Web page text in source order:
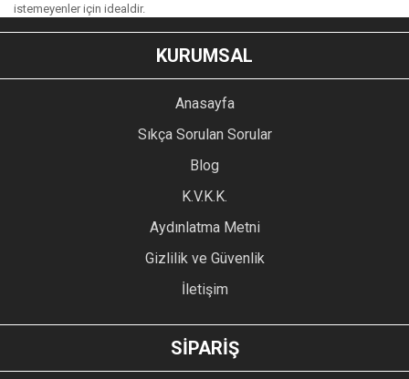
istemeyenler için idealdir.
KURUMSAL
Anasayfa
Sıkça Sorulan Sorular
Blog
K.V.K.K.
Aydınlatma Metni
Gizlilik ve Güvenlik
İletişim
SİPARİŞ